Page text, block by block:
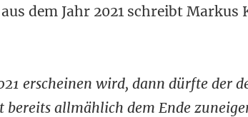
dem Jahr 2021 schreibt Markus
erscheinen wird, dann dürfte der
allmählich dem Ende